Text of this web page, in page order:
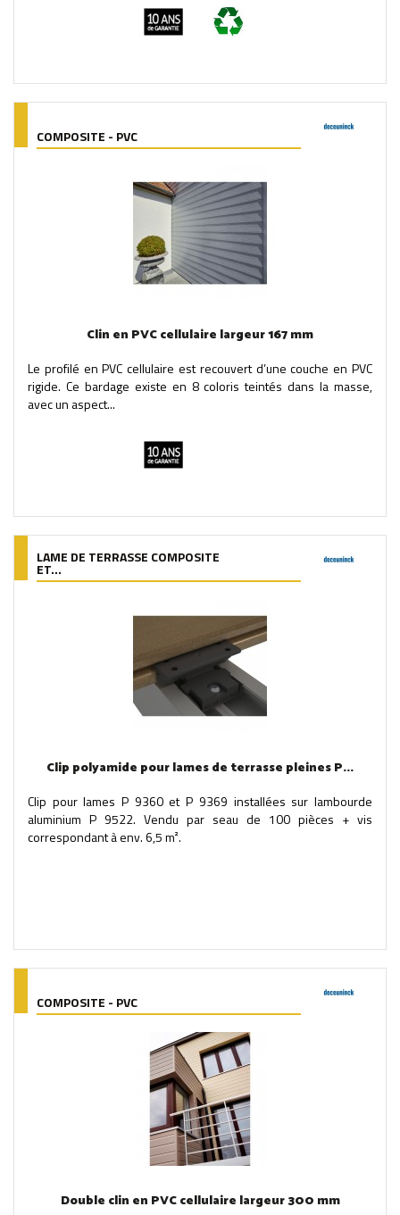
COMPOSITE - PVC
Clin en PVC cellulaire largeur 167 mm
Le profilé en PVC cellulaire est recouvert d’une couche en PVC
rigide. Ce bardage existe en 8 coloris teintés dans la masse,
avec un aspect...
LAME DE TERRASSE COMPOSITE
ET...
Clip polyamide pour lames de terrasse pleines P...
Clip pour lames P 9360 et P 9369 installées sur lambourde
aluminium P 9522. Vendu par seau de 100 pièces + vis
correspondant à env. 6,5 m².
COMPOSITE - PVC
Double clin en PVC cellulaire largeur 300 mm